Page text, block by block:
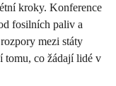
kroky. Konference
fosilních paliv a
mezi státy
tomu, co žádají lidé v